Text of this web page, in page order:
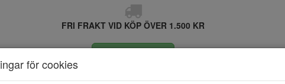
FRI FRAKT VID KÖP ÖVER 1.500 KR
för cookies